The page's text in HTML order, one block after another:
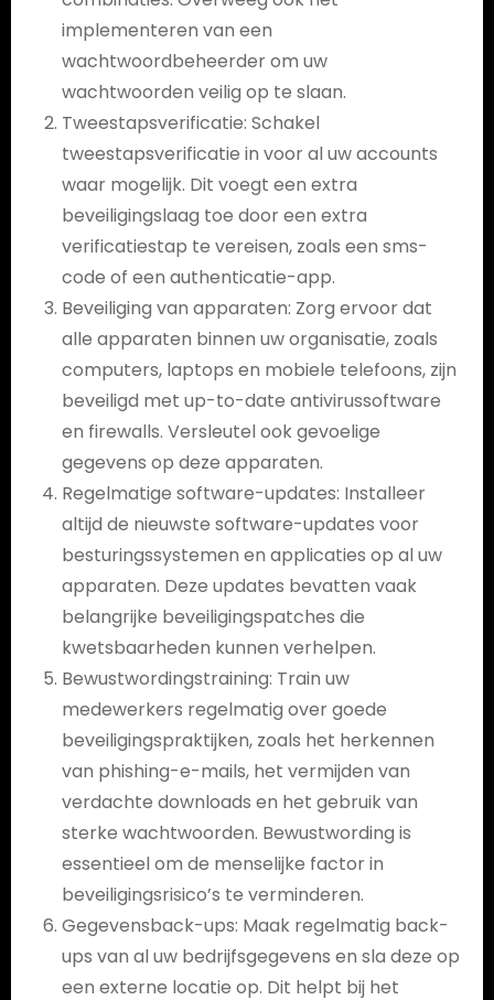
implementeren van een
wachtwoordbeheerder om uw
wachtwoorden veilig op te slaan.
Tweestapsverificatie: Schakel
tweestapsverificatie in voor al uw accounts
waar mogelijk. Dit voegt een extra
beveiligingslaag toe door een extra
verificatiestap te vereisen, zoals een sms-
code of een authenticatie-app.
Beveiliging van apparaten: Zorg ervoor dat
alle apparaten binnen uw organisatie, zoals
computers, laptops en mobiele telefoons, zijn
beveiligd met up-to-date antivirussoftware
en firewalls. Versleutel ook gevoelige
gegevens op deze apparaten.
Regelmatige software-updates: Installeer
altijd de nieuwste software-updates voor
besturingssystemen en applicaties op al uw
apparaten. Deze updates bevatten vaak
belangrijke beveiligingspatches die
kwetsbaarheden kunnen verhelpen.
Bewustwordingstraining: Train uw
medewerkers regelmatig over goede
beveiligingspraktijken, zoals het herkennen
van phishing-e-mails, het vermijden van
verdachte downloads en het gebruik van
sterke wachtwoorden. Bewustwording is
essentieel om de menselijke factor in
beveiligingsrisico’s te verminderen.
Gegevensback-ups: Maak regelmatig back-
ups van al uw bedrijfsgegevens en sla deze op
een externe locatie op. Dit helpt bij het